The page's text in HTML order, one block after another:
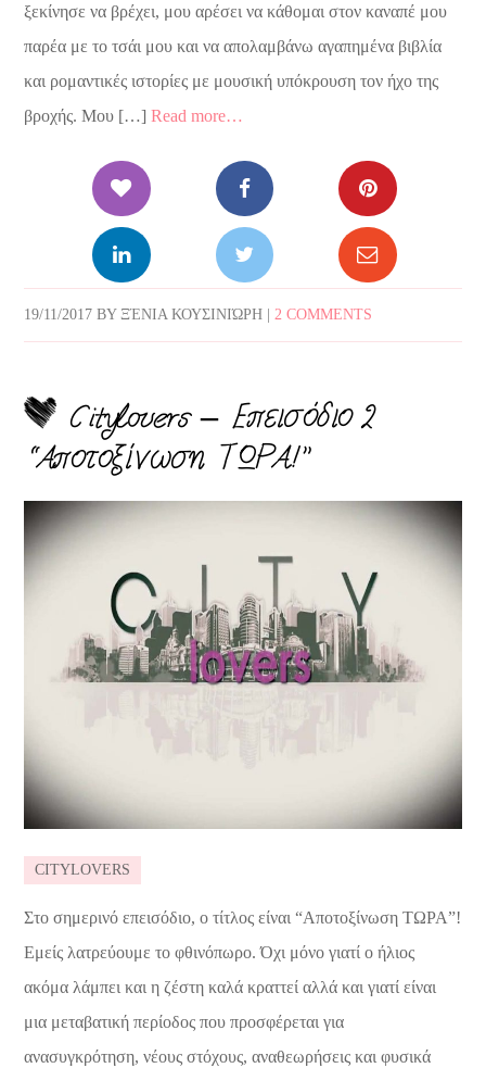
ξεκίνησε να βρέχει, μου αρέσει να κάθομαι στον καναπέ μου
παρέα με το τσάι μου και να απολαμβάνω αγαπημένα βιβλία
και ρομαντικές ιστορίες με μουσική υπόκρουση τον ήχο της
βροχής. Μου […]Read more…
19/11/2017 BYΞΈΝΙΑ ΚΟΥΣΙΝΙΏΡΗ | 2 COMMENTS
Citylovers – Επεισόδιο 2
“Αποτοξίνωση ΤΩΡΑ!”
CITYLOVERS
Στο σημερινό επεισόδιο, ο τίτλος είναι “Αποτοξίνωση ΤΩΡΑ”!
Εμείς λατρεύουμε το φθινόπωρο. Όχι μόνο γιατί ο ήλιος
ακόμα λάμπει και η ζέστη καλά κραττεί αλλά και γιατί είναι
μια μεταβατική περίοδος που προσφέρεται για
ανασυγκρότηση, νέους στόχους, αναθεωρήσεις και φυσικά